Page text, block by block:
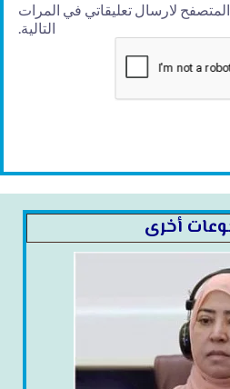
لارسال تعليقاتي في المرات
التالية.
أخرى